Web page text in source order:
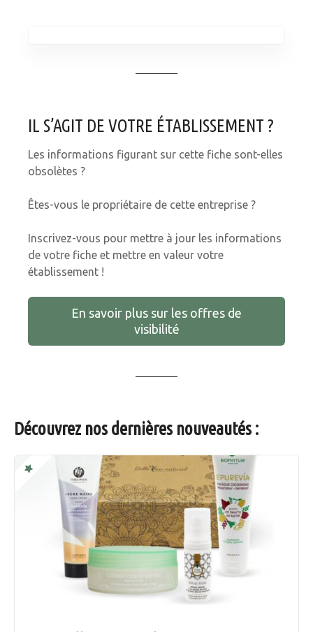
IL S’AGIT DE VOTRE ÉTABLISSEMENT ?
Les informations figurant sur cette fiche sont-elles
obsolètes ?
Êtes-vous le propriétaire de cette entreprise ?
Inscrivez-vous pour mettre à jour les informations
de votre fiche et mettre en valeur votre
établissement !
En savoir plus sur les offres de
visibilité
Découvrez nos dernières nouveautés :